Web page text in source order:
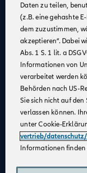
Deine
im Vertrieb
Allianz als
Kein großer
notwendig
Fester
Digitale
Kostenfreie
Daten zu teilen,
(z.B. eine gehashte
dem zuzustimmen,
akzeptieren“. Dabei
Abs. 1 S. 1 lit. a
Informationen von
verarbeitet werden
Behörden nach US-
Sie sich nicht auf
verlassen können.
unter Cookie-
vertrieb/
Informationen finden